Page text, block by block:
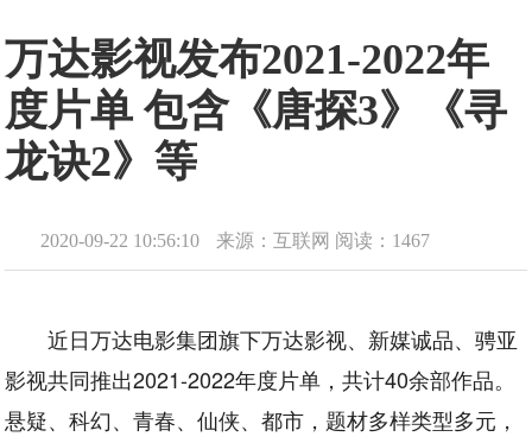
万达影视发布2021-2022年
度片单 包含《唐探3》《寻
龙诀2》等
2020-09-22 10:56:10 来源：互联网 阅读：1467
近日万达电影集团旗下万达影视、新媒诚品、骋亚
影视共同推出2021-2022年度片单，共计40余部作品。
悬疑、科幻、青春、仙侠、都市，题材多样类型多元，